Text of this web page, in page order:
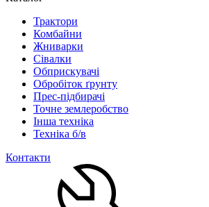
Трактори
Комбайни
Жниварки
Сівалки
Обприскувачі
Обробіток ґрунту
Прес-підбирачі
Точне землеробство
Інша техніка
Техніка б/в
Контакти